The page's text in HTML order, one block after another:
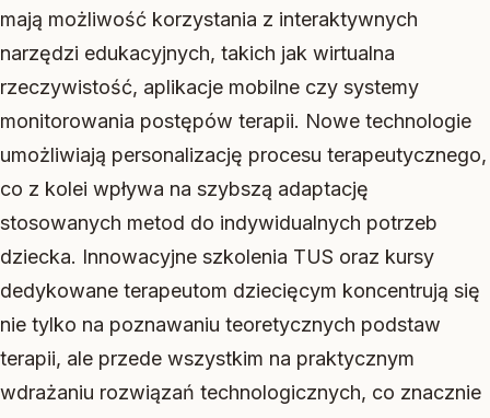
mają możliwość korzystania z interaktywnych
narzędzi edukacyjnych, takich jak wirtualna
rzeczywistość, aplikacje mobilne czy systemy
monitorowania postępów terapii. Nowe technologie
umożliwiają personalizację procesu terapeutycznego,
co z kolei wpływa na szybszą adaptację
stosowanych metod do indywidualnych potrzeb
dziecka. Innowacyjne szkolenia TUS oraz kursy
dedykowane terapeutom dziecięcym koncentrują się
nie tylko na poznawaniu teoretycznych podstaw
terapii, ale przede wszystkim na praktycznym
wdrażaniu rozwiązań technologicznych, co znacznie